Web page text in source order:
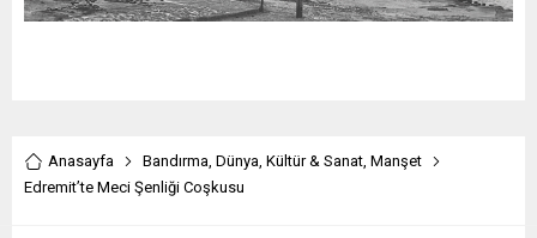
Anasayfa Bandırma, Dünya, Kültür & Sanat, Manşet
Edremit’te Meci Şenliği Coşkusu